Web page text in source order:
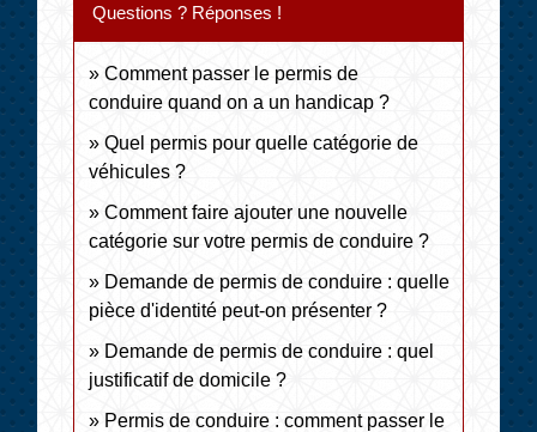
Questions ? Réponses !
Comment passer le permis de
conduire quand on a un handicap ?
Quel permis pour quelle catégorie de
véhicules ?
Comment faire ajouter une nouvelle
catégorie sur votre permis de conduire ?
Demande de permis de conduire : quelle
pièce d'identité peut-on présenter ?
Demande de permis de conduire : quel
justificatif de domicile ?
Permis de conduire : comment passer le